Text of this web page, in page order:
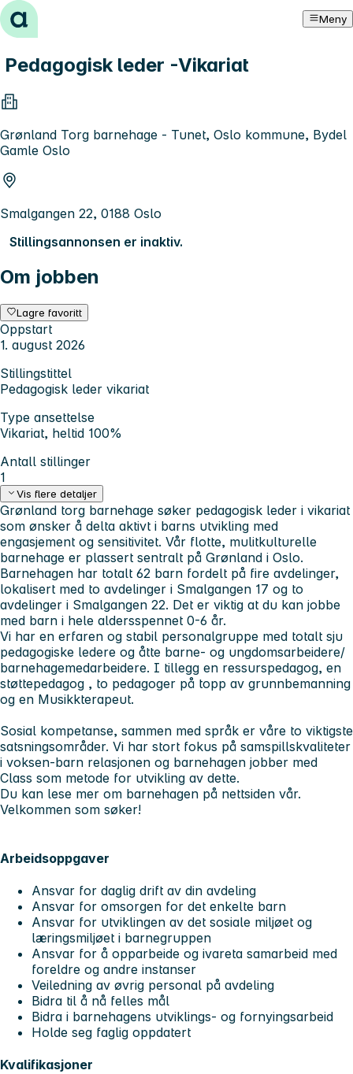
Hopp til innhold Meny
Pedagogisk leder -Vikariat
Grønland Torg barnehage - Tunet, Oslo kommune, Bydel
Gamle Oslo
Smalgangen 22, 0188 Oslo
Stillingsannonsen er inaktiv.
Om jobben
Lagre favoritt
Oppstart
1. august 2026
Stillingstittel
Pedagogisk leder vikariat
Type ansettelse
Vikariat, heltid 100%
Antall stillinger
1
Vis flere detaljer
Grønland torg barnehage søker pedagogisk leder i vikariat
som ønsker å delta aktivt i barns utvikling med
engasjement og sensitivitet. Vår flotte, mulitkulturelle
barnehage er plassert sentralt på Grønland i Oslo.
Barnehagen har totalt 62 barn fordelt på fire avdelinger,
lokalisert med to avdelinger i Smalgangen 17 og to
avdelinger i Smalgangen 22. Det er viktig at du kan jobbe
med barn i hele aldersspennet 0-6 år.
Vi har en erfaren og stabil personalgruppe med totalt sju
pedagogiske ledere og åtte barne- og ungdomsarbeidere/
barnehagemedarbeidere. I tillegg en ressurspedagog, en
støttepedagog , to pedagoger på topp av grunnbemanning
og en Musikkterapeut.
Sosial kompetanse, sammen med språk er våre to viktigste
satsningsområder. Vi har stort fokus på samspillskvaliteter
i voksen-barn relasjonen og barnehagen jobber med
Class som metode for utvikling av dette.
Du kan lese mer om barnehagen på nettsiden vår.
Velkommen som søker!
Arbeidsoppgaver
Ansvar for daglig drift av din avdeling
Ansvar for omsorgen for det enkelte barn
Ansvar for utviklingen av det sosiale miljøet og
læringsmiljøet i barnegruppen
Ansvar for å opparbeide og ivareta samarbeid med
foreldre og andre instanser
Veiledning av øvrig personal på avdeling
Bidra til å nå felles mål
Bidra i barnehagens utviklings- og fornyingsarbeid
Holde seg faglig oppdatert
Kvalifikasjoner